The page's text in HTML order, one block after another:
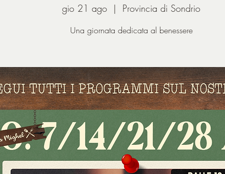
gio 21 ago
  |
Provincia di Sondrio
Una giornata dedicata al benessere